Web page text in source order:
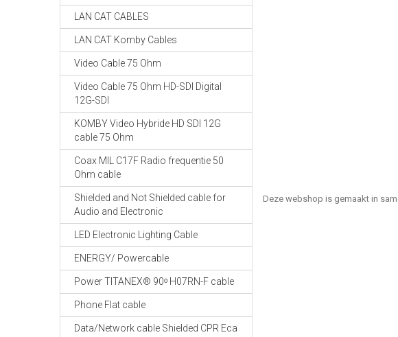
LAN CAT CABLES
LAN CAT Komby Cables
Video Cable 75 Ohm
Video Cable 75 Ohm HD-SDI Digital
12G-SDI
KOMBY Video Hybride HD SDI 12G
cable 75 Ohm
Coax MIL C17F Radio frequentie 50
Ohm cable
Shielded and Not Shielded cable for
Audio and Electronic
LED Electronic Lighting Cable
ENERGY/ Powercable
Power TITANEX® 90ᵒ H07RN-F cable
Phone Flat cable
Data/Network cable Shielded CPR Eca
Deze webshop is gemaakt in